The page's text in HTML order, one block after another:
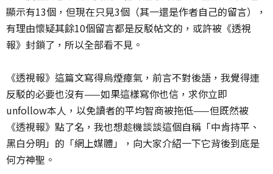
顯示有13個，但現在只見3個（其一還是作者自己的留言），
有理由懷疑其餘10個留言都是反駁帖文的，或許被《透視
報》封鎖了，所以全部看不見。
《透視報》這篇文寫得烏煙瘴氣，前言不對後語，我覺得連
反駁的必要也沒有——如果這樣寫你也信，求你立即
unfollow本人，以免讀者的平均智商被拖低——但既然被
《透視報》點了名，我也想趁機談談這個自稱「中肯持平、
黑白分明」的「網上媒體」，向大家介紹一下它背後到底是
何方神聖。